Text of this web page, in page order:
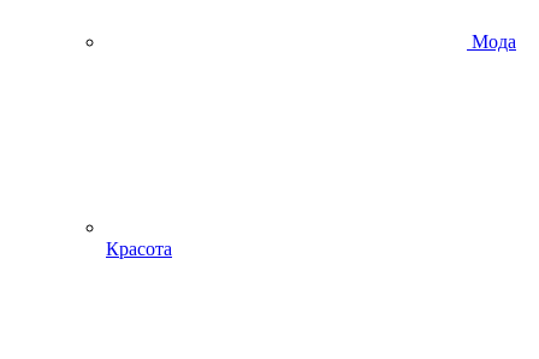
Мода
Красота